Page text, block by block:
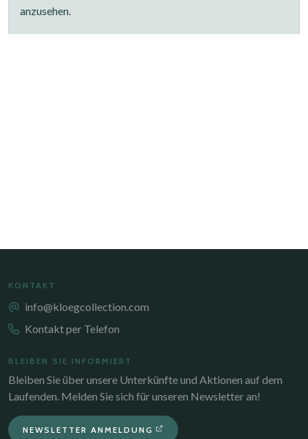
anzusehen.
KONTAKT
info@kloegcollection.com
Kontakt per Telefon
BLEIBEN SIE INFORMIERT
Bleiben Sie über unsere Unterkünfte und Aktionen auf dem
Laufenden. Melden Sie sich für unseren Newsletter an!
NEWSLETTER ANMELDUNG